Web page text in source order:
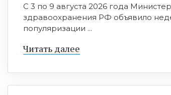
С 3 по 9 августа 2026 года
здравоохранения РФ объявило
популяризации ...
Читать далее